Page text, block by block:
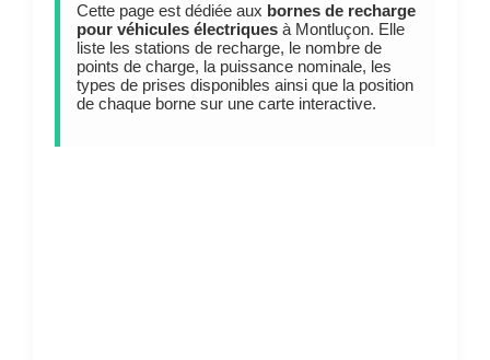
Cette page est dédiée aux bornes de recharge
pour véhicules électriquesà Montluçon. Elle
liste les stations de recharge, le nombre de
points de charge, la puissance nominale, les
types de prises disponibles ainsi que la position
de chaque borne sur une carte interactive.